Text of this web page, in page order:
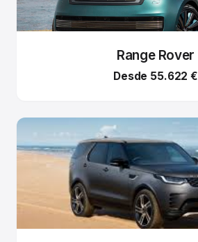
Range Rover
Desde 55.622 €